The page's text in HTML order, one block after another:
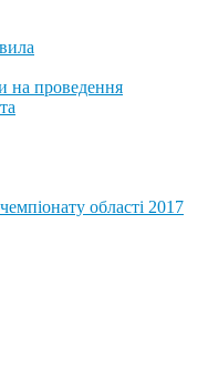
на проведення
області 2017